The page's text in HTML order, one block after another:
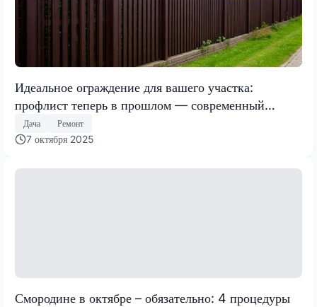
Идеальное ограждение для вашего участка:
профлист теперь в прошлом — современный
способ создать приватность
Дача Ремонт
7 октября 2025
Смородине в октябре – обязательно: 4 процедуры